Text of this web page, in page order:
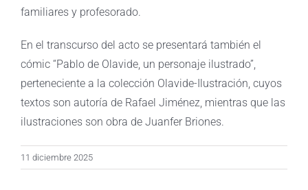
familiares y profesorado.
En el transcurso del acto se presentará también el
cómic “Pablo de Olavide, un personaje ilustrado”,
perteneciente a la colección Olavide-Ilustración, cuyos
textos son autoría de Rafael Jiménez, mientras que las
ilustraciones son obra de Juanfer Briones.
11 diciembre 2025